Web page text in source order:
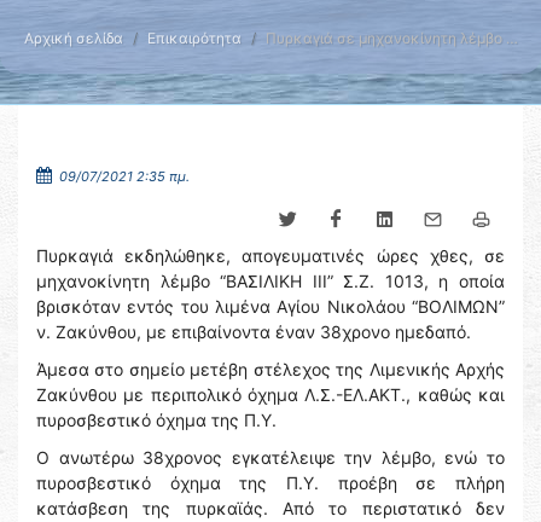
Αρχική σελίδα Επικαιρότητα Πυρκαγιά σε μηχανοκίνητη λέμβο …
09/07/2021 2:35 πμ.
Πυρκαγιά εκδηλώθηκε, απογευματινές ώρες χθες, σε
μηχανοκίνητη λέμβο “ΒΑΣΙΛΙΚΗ ΙΙΙ” Σ.Ζ. 1013, η οποία
βρισκόταν εντός του λιμένα Αγίου Νικολάου “ΒΟΛΙΜΩΝ”
ν. Ζακύνθου, με επιβαίνοντα έναν 38χρονο ημεδαπό.
Άμεσα στο σημείο μετέβη στέλεχος της Λιμενικής Αρχής
Ζακύνθου με περιπολικό όχημα Λ.Σ.-ΕΛ.ΑΚΤ., καθώς και
πυροσβεστικό όχημα της Π.Υ.
Ο ανωτέρω 38χρονος εγκατέλειψε την λέμβο, ενώ το
πυροσβεστικό όχημα της Π.Υ. προέβη σε πλήρη
κατάσβεση της πυρκαϊάς. Από το περιστατικό δεν